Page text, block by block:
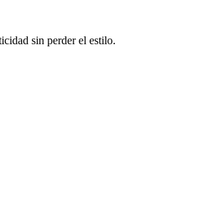
sin perder el estilo.